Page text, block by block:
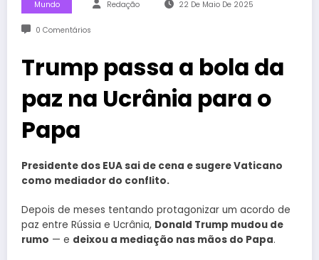
Mundo Redação 22 De Maio De 2025
0 Comentários
Trump passa a bola da
paz na Ucrânia para o
Papa
Presidente dos EUA sai de cena e sugere Vaticano
como mediador do conflito.
Depois de meses tentando protagonizar um acordo de
paz entre Rússia e Ucrânia, Donald Trump mudou de
rumo — e deixou a mediação nas mãos do Papa.